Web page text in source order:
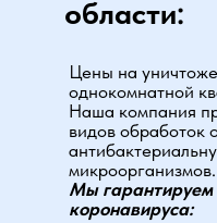
Цены на
однокомнатной
Наша компания
видов обработок
микроорганизмов.
Мы гарантируем
коронавируса:
области: